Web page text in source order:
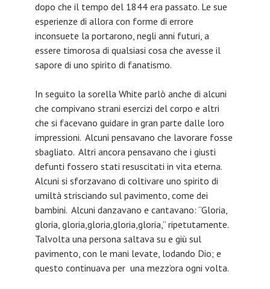
dopo che il tempo del 1844 era passato. Le sue
esperienze di allora con forme di errore
inconsuete la portarono, negli anni futuri, a
essere timorosa di qualsiasi cosa che avesse il
sapore di uno spirito di fanatismo.
In seguito la sorella White parlò anche di alcuni
che compivano strani esercizi del corpo e altri
che si facevano guidare in gran parte dalle loro
impressioni. Alcuni pensavano che lavorare fosse
sbagliato. Altri ancora pensavano che i giusti
defunti fossero stati resuscitati in vita eterna.
Alcuni si sforzavano di coltivare uno spirito di
umiltà strisciando sul pavimento, come dei
bambini. Alcuni danzavano e cantavano: “Gloria,
gloria, gloria,gloria,gloria,gloria,” ripetutamente.
Talvolta una persona saltava su e giù sul
pavimento, con le mani levate, lodando Dio; e
questo continuava per una mezz’ora ogni volta.